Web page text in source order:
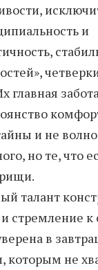
и
и не
но те, что
талант
стремление к
в
которым не